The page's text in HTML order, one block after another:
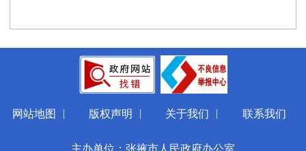
网站地图 | 版权声明 | 关于我们 | 联系我们
主办单位：张掖市人民政府办公室